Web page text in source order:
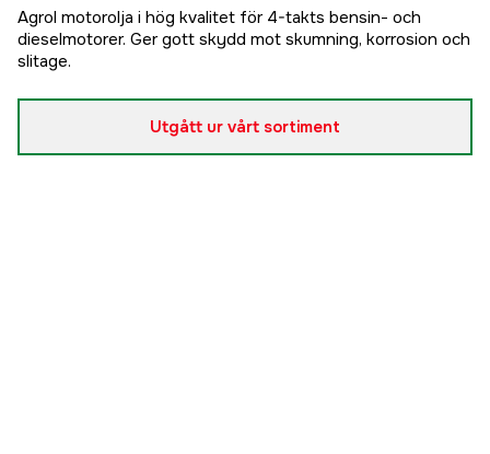
Agrol motorolja i hög kvalitet för 4-takts bensin- och
dieselmotorer. Ger gott skydd mot skumning, korrosion och
slitage.
Utgått ur vårt sortiment